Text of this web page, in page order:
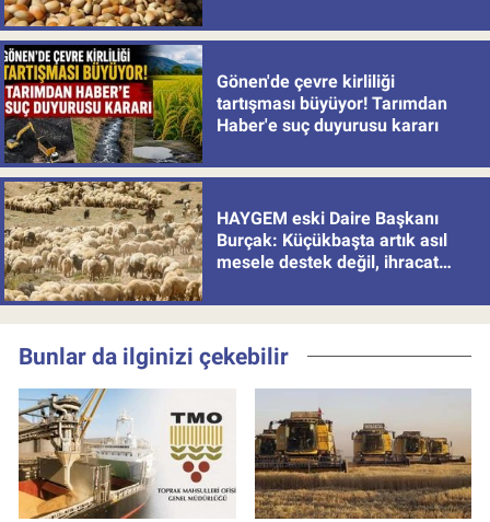
Gönen'de çevre kirliliği
tartışması büyüyor! Tarımdan
Haber'e suç duyurusu kararı
HAYGEM eski Daire Başkanı
Burçak: Küçükbaşta artık asıl
mesele destek değil, ihracat
Bunlar da ilginizi çekebilir